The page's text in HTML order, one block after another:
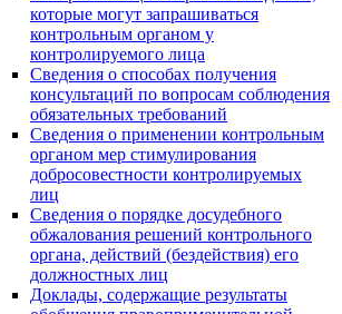
которые могут запрашиваться
контрольным органом у
контролируемого лица
Сведения о способах получения
консультаций по вопросам соблюдения
обязательных требований
Сведения о применении контрольным
органом мер стимулирования
добросовестности контролируемых
лиц
Сведения о порядке досудебного
обжалования решений контрольного
органа, действий (бездействия) его
должностных лиц
Доклады, содержащие результаты